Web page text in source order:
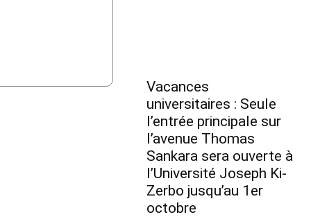
Vacances
universitaires : Seule
l’entrée principale sur
l’avenue Thomas
Sankara sera ouverte à
l’Université Joseph Ki-
Zerbo jusqu’au 1er
octobre